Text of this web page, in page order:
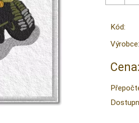
Kód:
Výrobce:
Cena: